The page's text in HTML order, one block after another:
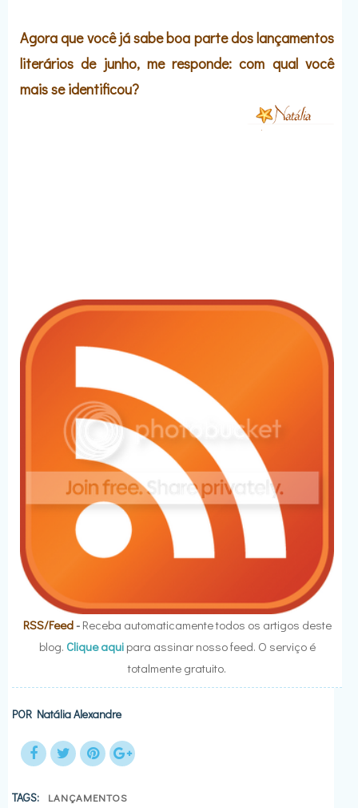
Agora que você já sabe boa parte dos lançamentos
literários de junho, me responde: com qual você
mais se identificou?
RSS/Feed- Receba automaticamente todos os artigos deste
blog. Clique aquipara assinar nosso feed. O serviço é
totalmente gratuito.
POR Natália Alexandre
TAGS: LANÇAMENTOS